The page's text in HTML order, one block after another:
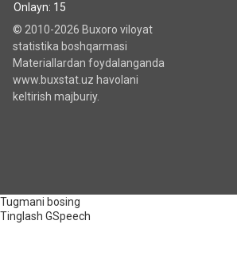
Onlayn: 15
© 2010-2026 Buxoro viloyat
statistika boshqarmasi
Materiallardan foydalanganda
www.buxstat.uz havolani
keltirish majburiy.
Tugmani bosing
Tinglash GSpeech